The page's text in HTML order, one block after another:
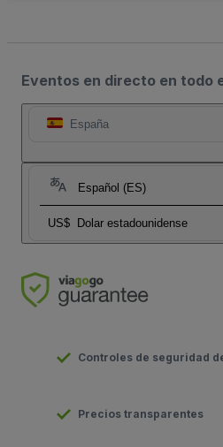
Eventos en directo en todo
España
Español (ES)
US$ Dolar estadounidense
Controles de seguridad
Precios transparentes